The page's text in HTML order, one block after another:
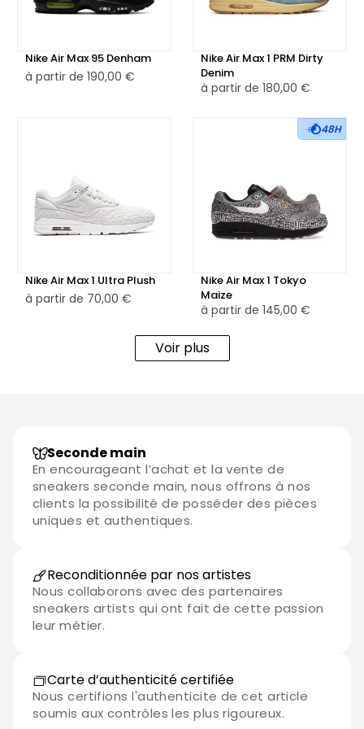
l’excellence du savoir-faire japonais et le style streetwear
contemporain. Une pièce incontournable pour ceux qui
Nike Air Max 95 Denham
à partir de 190,00 €
Nike Air Max 1 PRM Dirty
Denim
à partir de 180,00 €
Nike Air Max 1 Ultra Plush
à partir de 70,00 €
48H
Nike Air Max 1 Tokyo
Maize
à partir de 145,00 €
Voir plus
Seconde main
En encourageant l’achat et la vente de
sneakers seconde main, nous offrons à nos
clients la possibilité de posséder des pièces
uniques et authentiques.
Reconditionnée par nos artistes
Nous collaborons avec des partenaires
sneakers artists qui ont fait de cette passion
leur métier.
Carte d’authenticité certifiée
Nous certifions l'authenticite de cet article
soumis aux contrôles les plus rigoureux.